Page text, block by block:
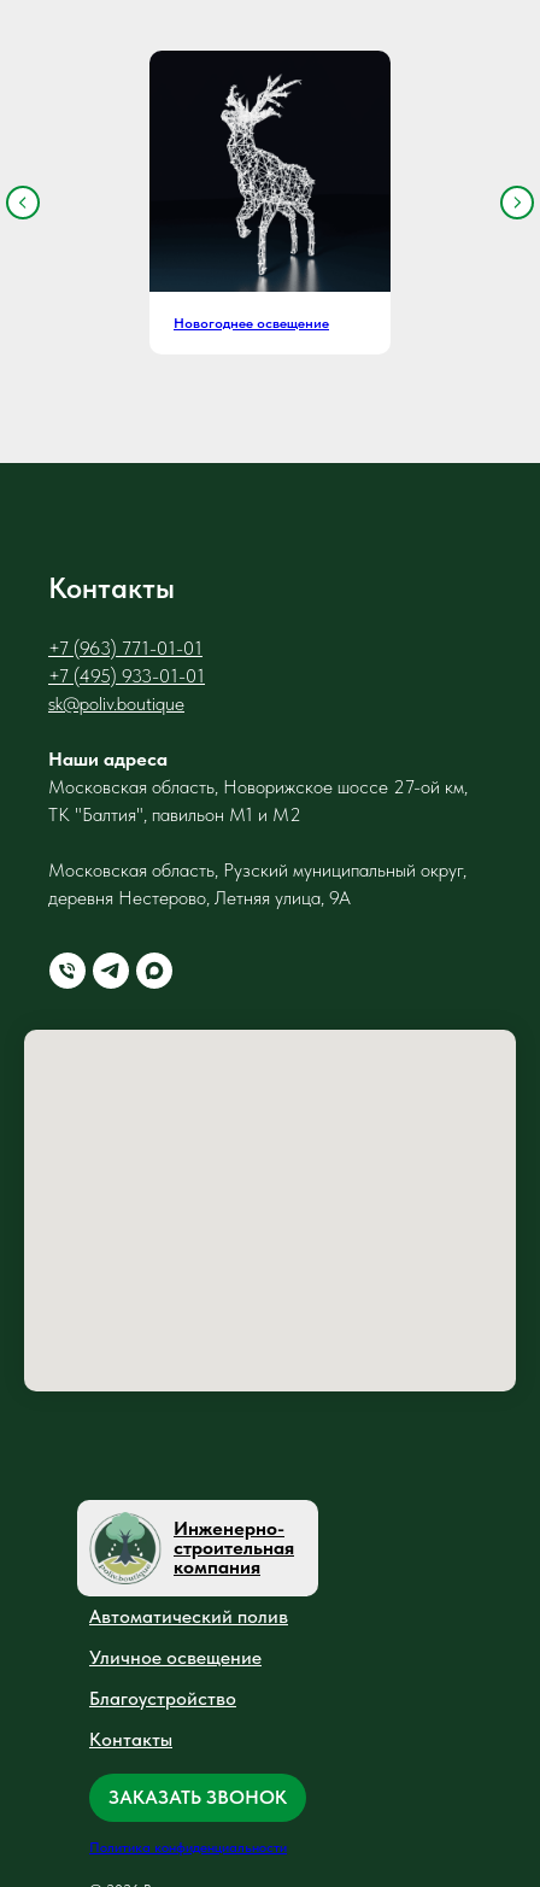
Новогоднее освещение
Контакты
+7 (963) 771-01-01
+7 (495) 933-01-01
sk@poliv.boutique
Наши адреса
Московская область, Новорижское шоссе 27-ой км,
ТК "Балтия", павильон М1 и М2
Московская область, Рузский муниципальный округ,
деревня Нестерово, Летняя улица, 9А
Инженерно-
строительная
компания
Автоматический полив
Уличное освещение
Благоустройство
Контакты
ЗАКАЗАТЬ ЗВОНОК
Политика конфиденциальности